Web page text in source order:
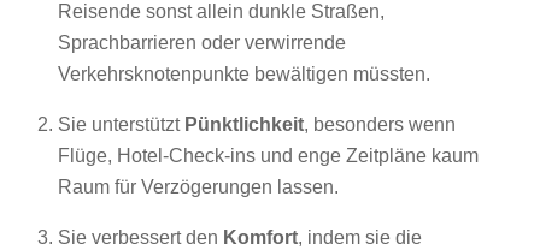
Reisende sonst allein dunkle Straßen,
Sprachbarrieren oder verwirrende
Verkehrsknotenpunkte bewältigen müssten.
Sie unterstützt Pünktlichkeit, besonders wenn
Flüge, Hotel-Check-ins und enge Zeitpläne kaum
Raum für Verzögerungen lassen.
Sie verbessert den Komfort, indem sie die